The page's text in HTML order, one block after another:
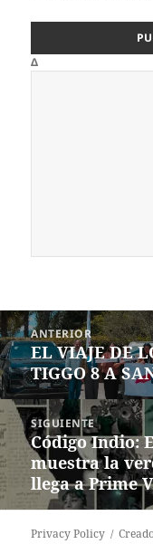
Δ
Navegación
de
entradas
ANTERIOR
Entrada
anterior:
EL VIAJE DE
TIGGO 8 A
SIGUIENTE
Siguiente
entrada:
Código Indio:
muestra la
llega a Prime
Privacy Policy